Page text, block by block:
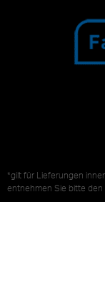
*gilt für Lieferungen
entnehmen Sie bitte den